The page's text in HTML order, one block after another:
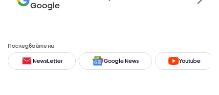
Google
Последвайте ни
NewsLetter Google News Youtube